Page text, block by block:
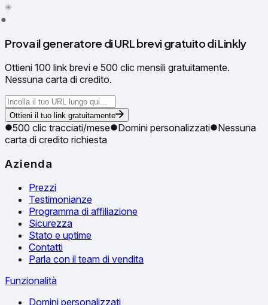
●
Prova il generatore di URL brevi gratuito di Linkly
Ottieni 100 link brevi e 500 clic mensili gratuitamente.
Nessuna carta di credito.
Ottieni il tuo link gratuitamente
500 clic tracciati/mese Domini personalizzati
Nessuna
carta di credito richiesta
Azienda
Prezzi
Testimonianze
Programma di affiliazione
Sicurezza
Stato e uptime
Contatti
Parla con il team di vendita
Funzionalità
Domini personalizzati